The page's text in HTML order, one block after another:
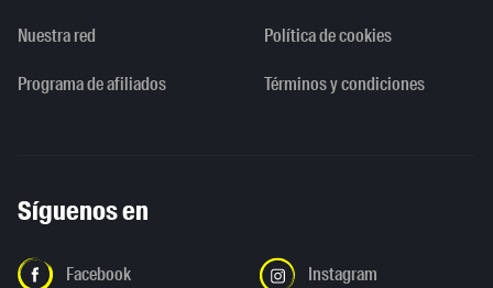
Nuestra red
Programa de afiliados
Política de cookies
Términos y condiciones
Síguenos en
Facebook Instagram